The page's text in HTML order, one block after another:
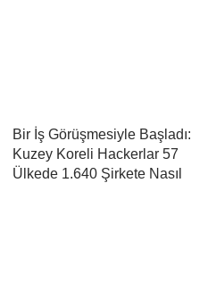
Bir İş Görüşmesiyle Başladı:
Kuzey Koreli Hackerlar 57
Ülkede 1.640 Şirkete Nasıl